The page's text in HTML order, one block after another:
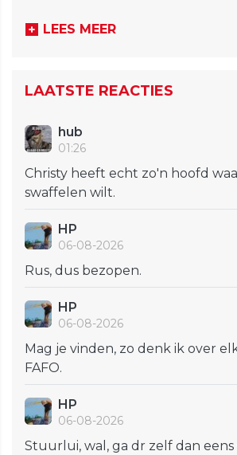
LEES MEER
LAATSTE REACTIES
hub
01:26
Christy heeft echt zo'n hoofd
swaffelen wilt.
HP
06-08-2026
Rus, dus bezopen.
HP
06-08-2026
Mag je vinden, zo denk ik over
FAFO.
HP
06-08-2026
Stuurlui, wal, ga dr zelf dan eens